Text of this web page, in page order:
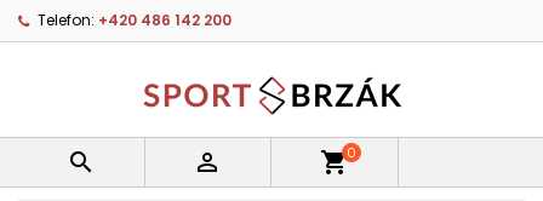
Telefon: +420 486 142 200
  shopping_cart0